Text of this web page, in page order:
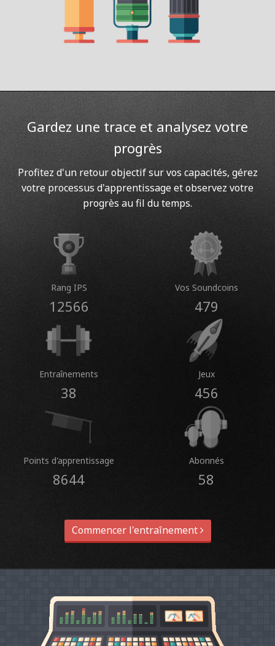
Gardez une trace et analysez votre
progrès
Profitez d'un retour objectif sur vos capacités, gérez
votre processus d'apprentissage et observez votre
progrès au fil du temps.
Rang IPS
12566
Vos Soundcoins
479
Entraînements
38
Jeux
456
Points d'apprentissage
8644
Abonnés
58
Commencer l'entraînement